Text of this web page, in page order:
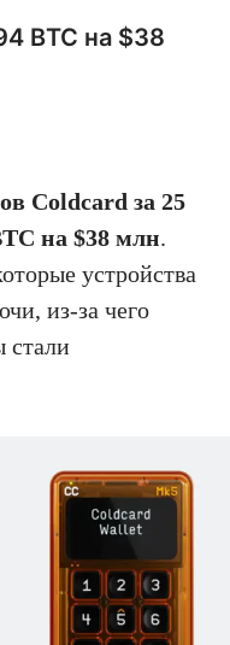
BTC на $38
Coldcard за 25
на $38 млн.
устройства
из-за чего
стали